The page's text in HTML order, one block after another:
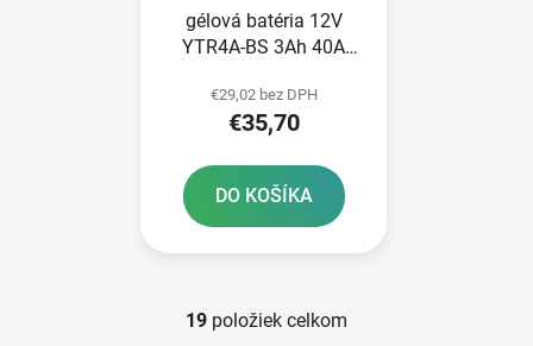
gélová batéria 12V
YTR4A-BS 3Ah 40A
112x48x85
€29,02 bez DPH
€35,70
DO KOŠÍKA
O
19 položiek celkom